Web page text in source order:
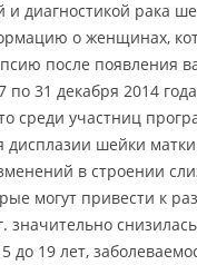
и диагностикой рака
о женщинах,
после появления
по 31 декабря 2014
среди участниц
дисплазии шейки
в строении
могут привести к
значительно
до 19 лет,